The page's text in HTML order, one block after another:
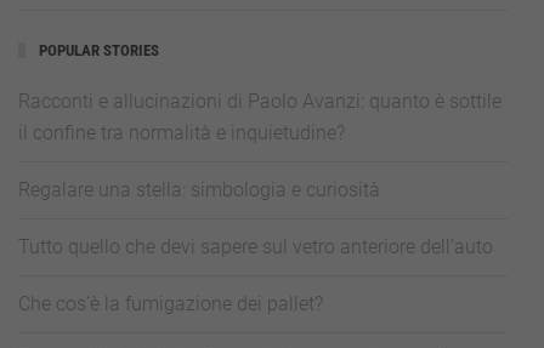
POPULAR STORIES
Racconti e allucinazioni di Paolo Avanzi: quanto è sottile
il confine tra normalità e inquietudine?
Regalare una stella: simbologia e curiosità
Tutto quello che devi sapere sul vetro anteriore dell’auto
Che cos’è la fumigazione dei pallet?